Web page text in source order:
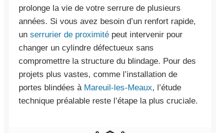
prolonge la vie de votre serrure de plusieurs
années. Si vous avez besoin d’un renfort rapide,
un serrurier de proximité peut intervenir pour
changer un cylindre défectueux sans
compromettre la structure du blindage. Pour des
projets plus vastes, comme l’installation de
portes blindées à Mareuil-les-Meaux, l’étude
technique préalable reste l’étape la plus cruciale.